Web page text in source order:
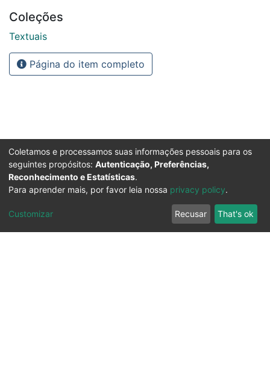
Coleções
Textuais
Página do item completo
Coletamos e processamos suas informações pessoais para os
seguintes propósitos: Autenticação, Preferências,
Reconhecimento e Estatísticas.
Para aprender mais, por favor leia nossa privacy policy.
Customizar Recusar That's ok